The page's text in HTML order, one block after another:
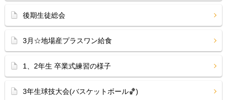
後期生徒総会
3月☆地場産プラスワン給食
1、2年生 卒業式練習の様子
3年生球技大会(バスケットボール🏀)